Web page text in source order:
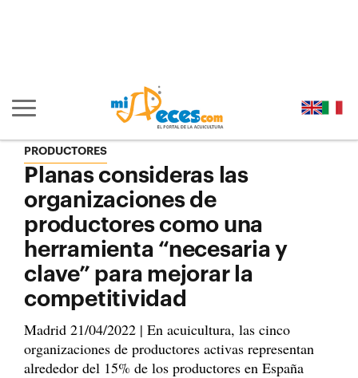
Mostrar/ocultar navegación principal
PRODUCTORES
Planas consideras las
organizaciones de
productores como una
herramienta “necesaria y
clave” para mejorar la
competitividad
Madrid 21/04/2022 | En acuicultura, las cinco
organizaciones de productores activas representan
alrededor del 15% de los productores en España